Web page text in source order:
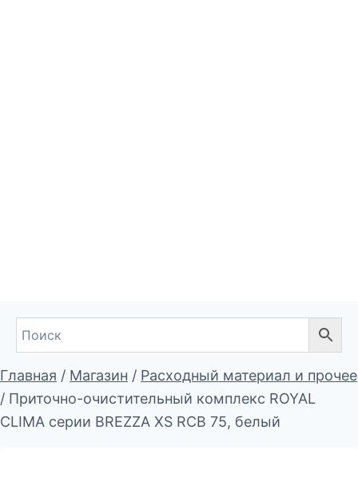
Главная / Магазин / Расходный материал и прочее
/ Приточно-очистительный комплекс ROYAL
CLIMA серии BREZZA XS RCB 75, белый